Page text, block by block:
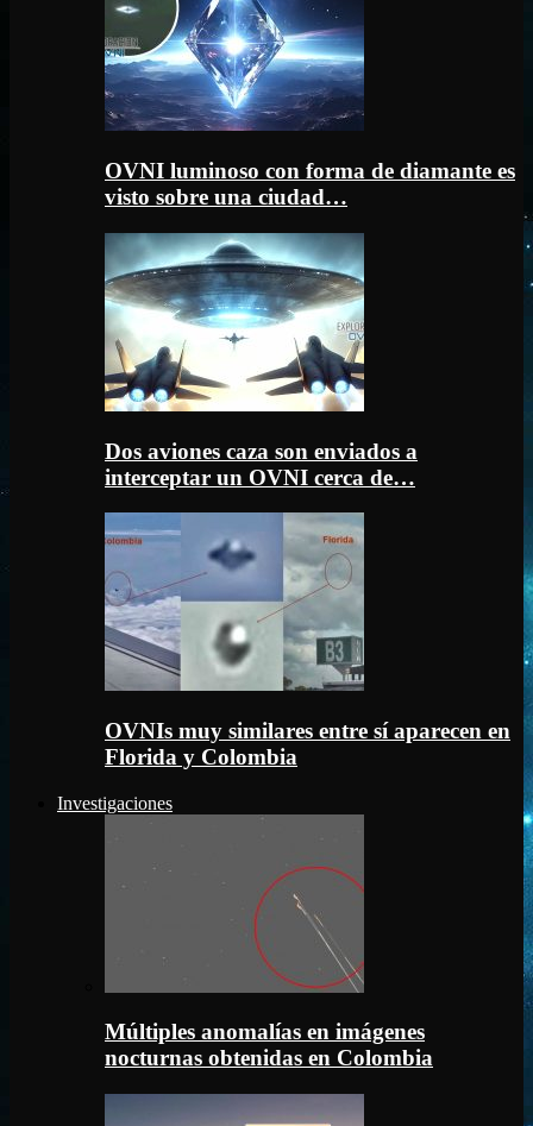
OVNI luminoso con forma de diamante es
visto sobre una ciudad…
Dos aviones caza son enviados a
interceptar un OVNI cerca de…
OVNIs muy similares entre sí aparecen en
Florida y Colombia
Investigaciones
Múltiples anomalías en imágenes
nocturnas obtenidas en Colombia